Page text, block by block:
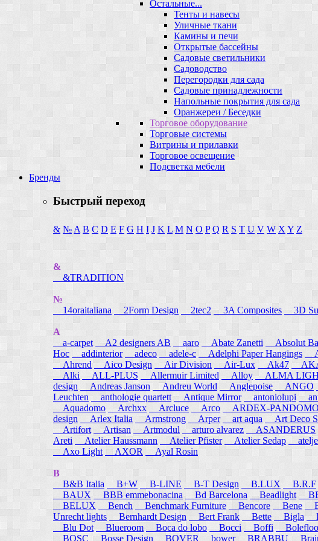
Остальные...
Тенты и навесы
Уличные ткани
Камины и печи
Открытые бассейны
Садовые светильники
Садоводство
Перегородки для сада
Садовые принадлежности
Напольные покрытия для сада
Оранжереи / Беседки
Торговое оборудование
Торговые системы
Витрины и прилавки
Торговое освещение
Подсветка мебели
Бренды
Быстрый переход
& № A B C D E F G H I J K L M N O P Q R S T U V W X Y Z
&
&TRADITION
№
14oraitaliana
2Form Design 2tec2 3A Composites 3D
A
a-carpet
A2 designers AB aaro Abate Zanetti Absolut
Hoc
addinterior adeco adele-c Adelphi Paper Hangings
Ahrend
Aico Design Air Division Air-Lux Ak47
Alki
ALL-PLUS Allermuir Limited Alloy ALMA
design
Andreas Janson Andreu World Anglepoise ANGO
Leuchten
anthologie quartett Antique Mirror antoniolupi
Aquadomo
Archxx Arcluce Arco ARDEX-PANDOMO
design
Arlex Italia Armstrong Arper art aqua Art Deco
Artifort
Artisan Artmodul arturo alvarez ASANDERUS
Areti
Atelier Haussmann Atelier Pfister Atelier Sedap
Axo Light
AXOR Ayal Rosin
B
B&B Italia
B+W B-LINE B-T Design B.LUX B.R.F
BAUX
BBB emmebonacina Bd Barcelona Beadlight
BELUX
Bench Benchmark Furniture Bencore Bene
Unrecht lights
Bernhardt Design Bert Frank Bette Bigla
Blu Dot
Blueroom Boca do lobo Bocci Boffi
BOSC Bosse Design BOVER bower BRABBU